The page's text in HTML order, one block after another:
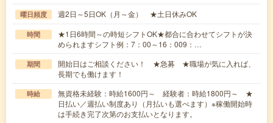
曜日頻度 週2日～5日OK（月～金） ★土日休みOK
時間
★1日6時間～の時短シフトOK★都合に合わせてシフトが決
められますシフト例：7：00～16：009：…
期間
開始日はご相談ください！ ★急募 ★職場が気に入れば、
長期でも働けます！
時給
無資格未経験：時給1600円～ 経験者：時給1800円～ ★
日払い／週払い制度あり（月払いも選べます）※稼働開始時
は手続き完了次第のお支払いとなります。